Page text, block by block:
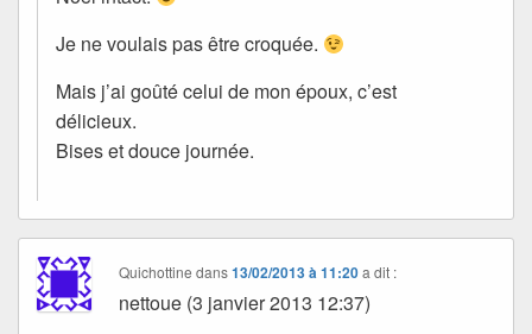
Je ne voulais pas être croquée.
Mais j’ai goûté celui de mon époux, c’est
délicieux.
Bises et douce journée.
Quichottine dans13/02/2013 à 11:20 a dit :
nettoue (3 janvier 2013 12:37)